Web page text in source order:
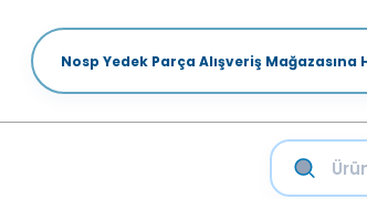
Nosp Yedek Parça Alışveriş Mağazasına